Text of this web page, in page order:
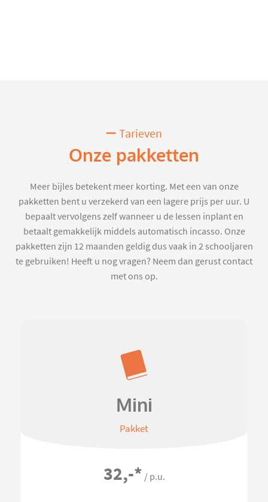
Tarieven
Onze pakketten
Meer bijles betekent meer korting. Met een van onze
pakketten bent u verzekerd van een lagere prijs per uur. U
bepaalt vervolgens zelf wanneer u de lessen inplant en
betaalt gemakkelijk middels automatisch incasso. Onze
pakketten zijn 12 maanden geldig dus vaak in 2 schooljaren
te gebruiken! Heeft u nog vragen? Neem dan gerust contact
met ons op.
Mini
Pakket
32,-* / p.u.